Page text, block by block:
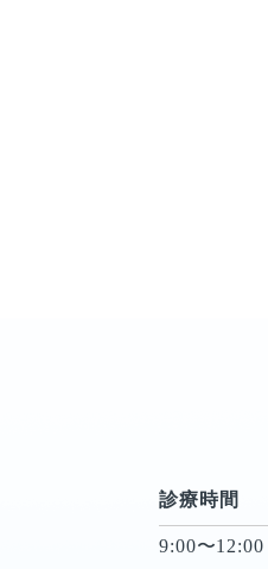
診療時間
9:00〜12:00